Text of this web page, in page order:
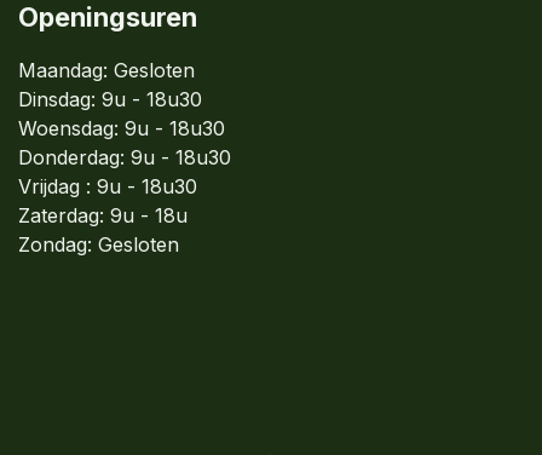
Openingsuren
Maandag: Gesloten
Dinsdag: 9u - 18u30
Woensdag: 9u - 18u30
Donderdag: 9u - 18u30
Vrijdag : 9u - 18u30
Zaterdag: 9u - 18u
Zondag: Gesloten